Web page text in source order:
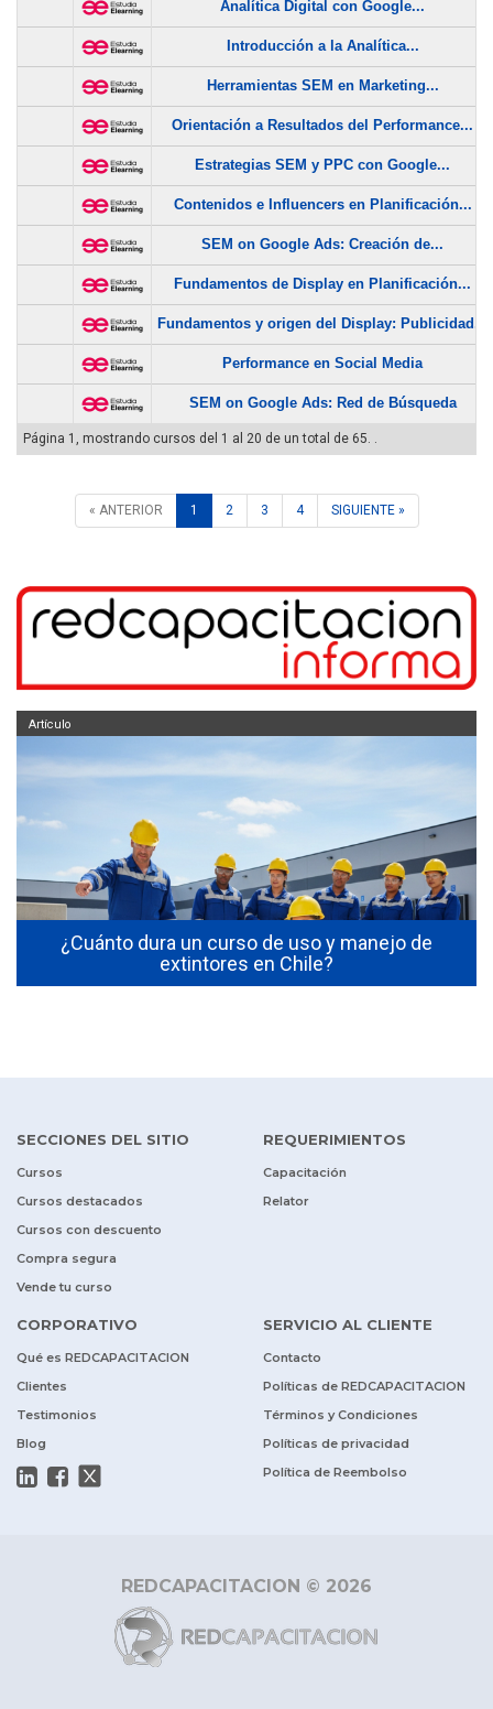
Analítica Digital con Google...
Introducción a la Analítica...
Herramientas SEM en Marketing...
Orientación a Resultados del Performance...
Estrategias SEM y PPC con Google...
Contenidos e Influencers en Planificación...
SEM on Google Ads: Creación de...
Fundamentos de Display en Planificación...
Fundamentos y origen del Display: Publicidad...
Performance en Social Media
SEM on Google Ads: Red de Búsqueda
Página 1, mostrando cursos del 1 al 20 de un total de 65. .
« ANTERIOR 1 2 3 4 SIGUIENTE »
¿Cuánto dura un curso de uso y manejo de
extintores en Chile?
Artículo
SECCIONES DEL SITIO
Cursos
Cursos destacados
Cursos con descuento
Compra segura
Vende tu curso
REQUERIMIENTOS
Capacitación
Relator
CORPORATIVO
Qué es REDCAPACITACION
Clientes
Testimonios
Blog
SERVICIO AL CLIENTE
Contacto
Políticas de REDCAPACITACION
Términos y Condiciones
Políticas de privacidad
Política de Reembolso
REDCAPACITACION © 2026